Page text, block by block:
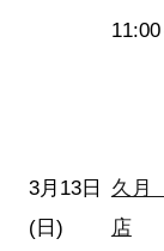
3月13日
(日)
久月
店